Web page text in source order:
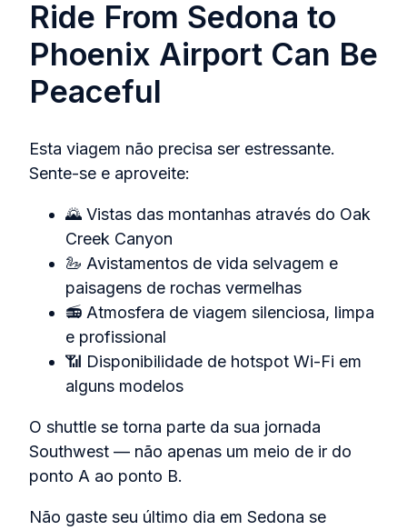
Ride From Sedona to
Phoenix Airport Can Be
Peaceful
Esta viagem não precisa ser estressante.
Sente-se e aproveite:
🌄 Vistas das montanhas através do Oak
Creek Canyon
🦢 Avistamentos de vida selvagem e
paisagens de rochas vermelhas
📻 Atmosfera de viagem silenciosa, limpa
e profissional
📶 Disponibilidade de hotspot Wi‑Fi em
alguns modelos
O shuttle se torna parte da sua jornada
Southwest — não apenas um meio de ir do
ponto A ao ponto B.
Não gaste seu último dia em Sedona se